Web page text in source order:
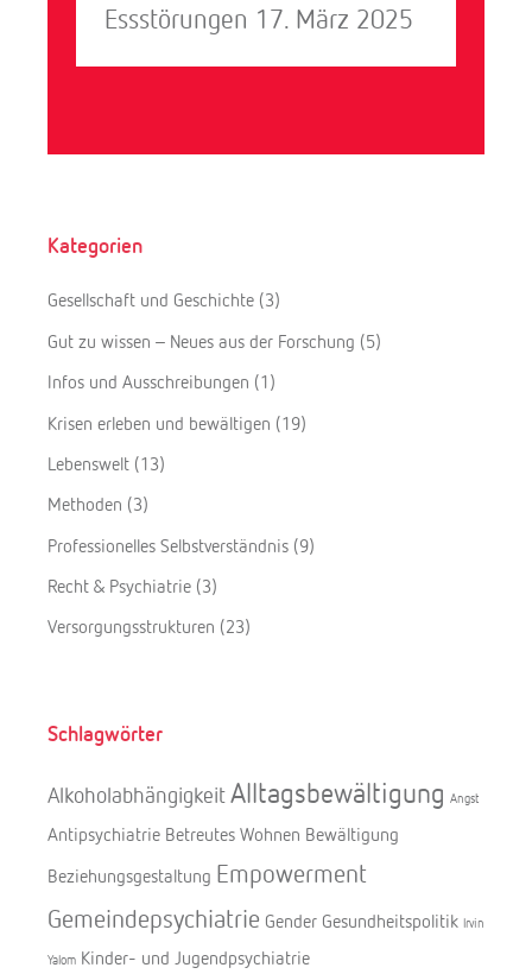
Essstörungen 17. März 2025
Kategorien
Gesellschaft und Geschichte (3)
Gut zu wissen – Neues aus der Forschung (5)
Infos und Ausschreibungen (1)
Krisen erleben und bewältigen (19)
Lebenswelt (13)
Methoden (3)
Professionelles Selbstverständnis (9)
Recht & Psychiatrie (3)
Versorgungsstrukturen (23)
Schlagwörter
AlkoholabhängigkeitAlltagsbewältigung Angst
Antipsychiatrie Betreutes Wohnen Bewältigung
Beziehungsgestaltung Empowerment
Gemeindepsychiatrie Gender Gesundheitspolitik Irvin
Yalom Kinder- und Jugendpsychiatrie